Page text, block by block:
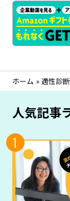
ホーム » 適性診断
人気記事
1